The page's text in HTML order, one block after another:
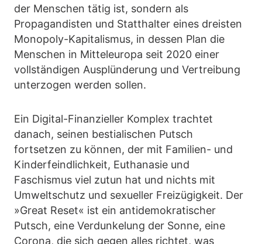
der Menschen tätig ist, sondern als
Propagandisten und Statthalter eines dreisten
Monopoly-Kapitalismus, in dessen Plan die
Menschen in Mitteleuropa seit 2020 einer
vollständigen Ausplünderung und Vertreibung
unterzogen werden sollen.
Ein Digital-Finanzieller Komplex trachtet
danach, seinen bestialischen Putsch
fortsetzen zu können, der mit Familien- und
Kinderfeindlichkeit, Euthanasie und
Faschismus viel zutun hat und nichts mit
Umweltschutz und sexueller Freizügigkeit. Der
»Great Reset« ist ein antidemokratischer
Putsch, eine Verdunkelung der Sonne, eine
Corona, die sich gegen alles richtet, was